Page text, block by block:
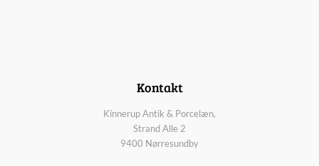
Kontakt
Kinnerup Antik & Porcelæn,
Strand Alle 2
9400 Nørresundby